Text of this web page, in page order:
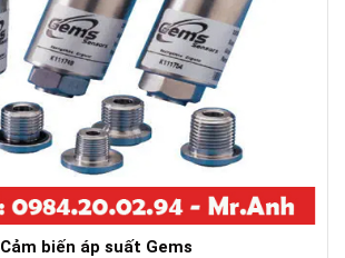
Cảm biến áp suất Gems